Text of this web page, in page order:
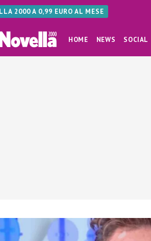
2000 A 0,99 EURO AL MESE
HOME NEWS SOCIAL